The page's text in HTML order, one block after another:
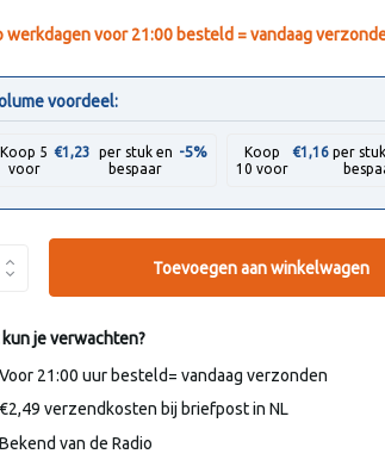
werkdagen voor 21:00 besteld = vandaag
voordeel:
Koop 5
voor
€1,23
per stuk en
bespaar
-5%
Koop
10 voor
€1,16 per
Toevoegen aan winkelwagen
je verwachten?
Voor 21:00 uur besteld= vandaag verzonden
€2,49 verzendkosten bij briefpost in NL
Bekend van de Radio